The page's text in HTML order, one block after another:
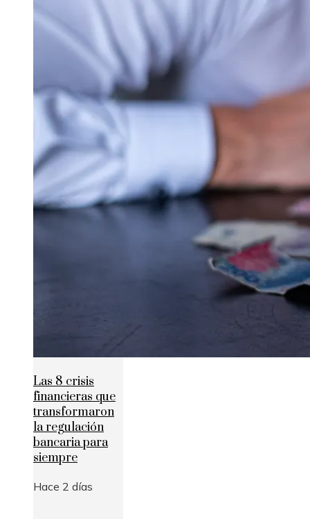
Las 8 crisis
financieras que
transformaron
la regulación
bancaria para
siempre
Hace 2 días